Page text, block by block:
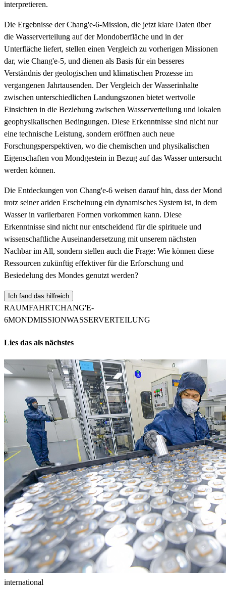
interpretieren.
Die Ergebnisse der Chang'e-6-Mission, die jetzt klare Daten über
die Wasserverteilung auf der Mondoberfläche und in der
Unterfläche liefert, stellen einen Vergleich zu vorherigen Missionen
dar, wie Chang'e-5, und dienen als Basis für ein besseres
Verständnis der geologischen und klimatischen Prozesse im
vergangenen Jahrtausenden. Der Vergleich der Wasserinhalte
zwischen unterschiedlichen Landungszonen bietet wertvolle
Einsichten in die Beziehung zwischen Wasserverteilung und lokalen
geophysikalischen Bedingungen. Diese Erkenntnisse sind nicht nur
eine technische Leistung, sondern eröffnen auch neue
Forschungsperspektiven, wo die chemischen und physikalischen
Eigenschaften von Mondgestein in Bezug auf das Wasser untersucht
werden können.
Die Entdeckungen von Chang'e-6 weisen darauf hin, dass der Mond
trotz seiner ariden Erscheinung ein dynamisches System ist, in dem
Wasser in variierbaren Formen vorkommen kann. Diese
Erkenntnisse sind nicht nur entscheidend für die spirituele und
wissenschaftliche Auseinandersetzung mit unserem nächsten
Nachbar im All, sondern stellen auch die Frage: Wie können diese
Ressourcen zukünftig effektiver für die Erforschung und
Besiedelung des Mondes genutzt werden?
Ich fand das hilfreich
RAUMFAHRTCHANG'E-
6MONDMISSIONWASSERVERTEILUNG
Lies das als nächstes
international